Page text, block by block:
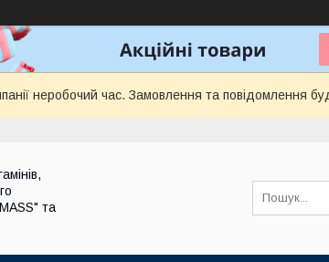
неробочий час. Замовлення та повідомлення
та